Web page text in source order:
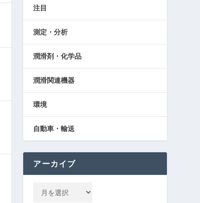
注目
測定・分析
潤滑剤・化学品
潤滑関連機器
環境
自動車・輸送
アーカイブ